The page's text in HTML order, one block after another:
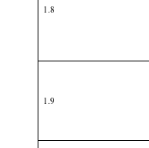
1.8
1.9